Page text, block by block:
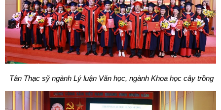
Tân Thạc sỹ ngành Lý luận Văn học, ngành Khoa học cây trồng